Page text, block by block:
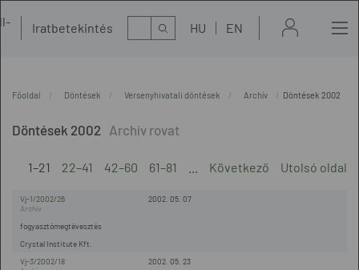
Iratbetekintés Kereső HU EN
Főoldal Döntések Versenyhivatali döntések Archív Döntések 2002
Döntések 2002
1–21 22–41 42–60 61–81 Következő Utolsó oldal
2002. 05. 07
Vj-1/2002/26
Crystal Institute Kft.
fogyasztómegtévesztés
2002. 05. 23
Vj-3/2002/18